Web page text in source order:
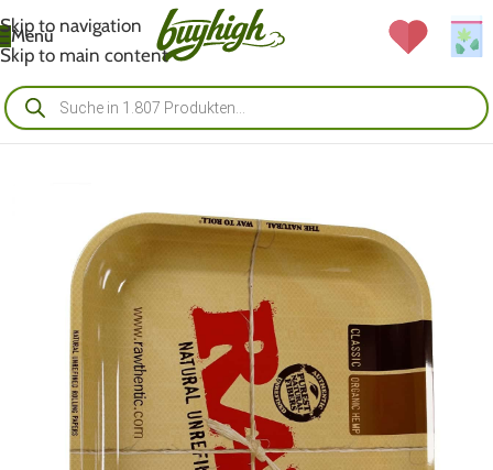
Skip to navigation
Skip to main content
Menü